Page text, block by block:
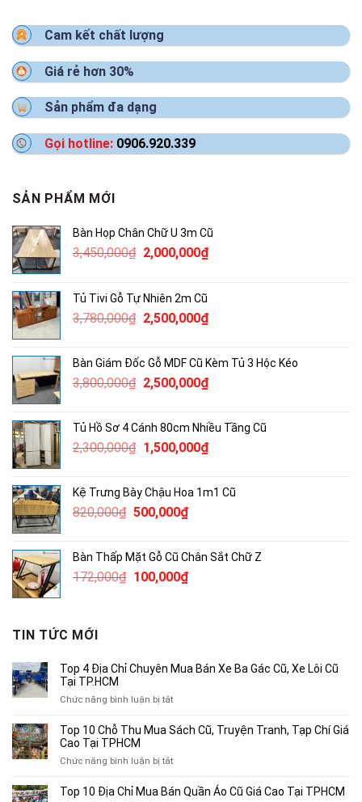
Cam kết chất lượng
Giá rẻ hơn 30%
Sản phẩm đa dạng
Gọi hotline: 0906.920.339
SẢN PHẨM MỚI
Bàn Họp Chân Chữ U 3m Cũ
3,450,000₫ Giá
3,450,000₫.
2,000,000₫Giá
2,000,000₫.
Tủ Tivi Gỗ Tự Nhiên 2m Cũ
3,780,000₫ Giá
3,780,000₫.
2,500,000₫Giá
là:
2,500,000₫.
Bàn Giám Đốc Gỗ MDF Cũ Kèm Tủ 3 Hộc Kéo
3,800,000₫ Giá
3,800,000₫.
2,500,000₫Giá
là:
2,500,000₫.
Tủ Hồ Sơ 4 Cánh 80cm Nhiều Tầng Cũ
2,300,000₫ Giá
2,300,000₫.
1,500,000₫Giá
là:
Kệ Trưng Bày Chậu Hoa 1m1 Cũ
820,000₫ Giá
820,000₫.
500,000₫Giá
là:
500,000₫.
Bàn Thấp Mặt Gỗ Cũ Chân Sắt Chữ Z
172,000₫ Giá
100,000₫Giá
TIN TỨC MỚI
Top 4 Địa Chỉ Chuyên Mua Bán Xe Ba Gác Cũ, Xe Lôi Cũ
Tại TP.HCM
Chức năng bình luận bị tắtở
4
Chuyên
Bán
Top 10 Chỗ Thu Mua Sách Cũ, Truyện Tranh, Tạp Chí Giá
Cao Tại TPHCM
Chức năng bình luận bị tắtở
10
Top 10 Địa Chỉ Mua Bán Quần Áo Cũ Giá Cao Tại TPHCM